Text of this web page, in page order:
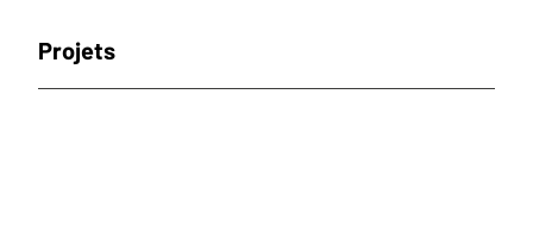
Projets